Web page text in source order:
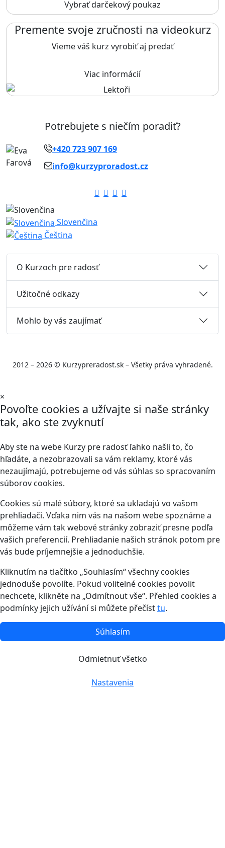
Vybrať darčekový poukaz
Premente svoje zručnosti na videokurz
Vieme váš kurz vyrobiť aj predať
Viac informácií
Potrebujete s niečím poradiť?
+420 723 907 169
info@kurzyproradost.cz
Slovenčina
Čeština
O Kurzoch pre radosť
Užitočné odkazy
Mohlo by vás zaujímať
2012 – 2026 © Kurzypreradost.sk – Všetky práva vyhradené.
×
Povoľte cookies a užívajte si naše stránky
tak, ako ste zvyknutí
Aby ste na webe Kurzy pre radosť ľahko našli to, čo
hľadáte, a nezobrazovali sa vám reklamy, ktoré vás
nezaujímajú, potrebujeme od vás súhlas so spracovaním
súborov cookies.
Cookies sú malé súbory, ktoré sa ukladajú vo vašom
prehliadači. Vďaka nim vás na našom webe spoznáme a
môžeme vám tak webové stránky zobraziť presne podľa
vašich preferencií. Prehliadanie našich stránok potom pre
vás bude príjemnejšie a jednoduchšie.
Kliknutím na tlačítko „Souhlasím“ všechny cookies
jednoduše povolíte. Pokud volitelné cookies povolit
nechcete, klikněte na „Odmítnout vše“. Přehled cookies a
podmínky jejich užívání si můžete přečísttu.
Súhlasím
Odmietnuť všetko
Nastavenia